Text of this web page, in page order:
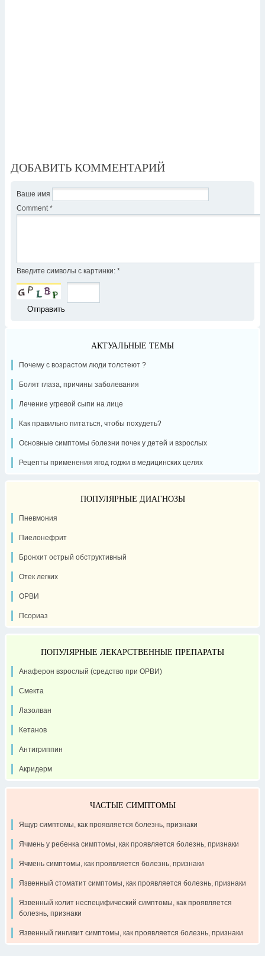
ДОБАВИТЬ КОММЕНТАРИЙ
Ваше имя
Comment *
Введите символы с картинки: *
АКТУАЛЬНЫЕ ТЕМЫ
Почему с возрастом люди толстеют ?
Болят глаза, причины заболевания
Лечение угревой сыпи на лице
Как правильно питаться, чтобы похудеть?
Основные симптомы болезни почек у детей и взрослых
Рецепты применения ягод годжи в медицинских целях
ПОПУЛЯРНЫЕ ДИАГНОЗЫ
Пневмония
Пиелонефрит
Бронхит острый обструктивный
Отек легких
ОРВИ
Псориаз
ПОПУЛЯРНЫЕ ЛЕКАРСТВЕННЫЕ ПРЕПАРАТЫ
Анаферон взрослый (средство при ОРВИ)
Смекта
Лазолван
Кетанов
Антигриппин
Акридерм
ЧАСТЫЕ СИМПТОМЫ
Ящур симптомы, как проявляется болезнь, признаки
Ячмень у ребенка симптомы, как проявляется болезнь, признаки
Ячмень симптомы, как проявляется болезнь, признаки
Язвенный стоматит симптомы, как проявляется болезнь, признаки
Язвенный колит неспецифический симптомы, как проявляется
болезнь, признаки
Язвенный гингивит симптомы, как проявляется болезнь, признаки